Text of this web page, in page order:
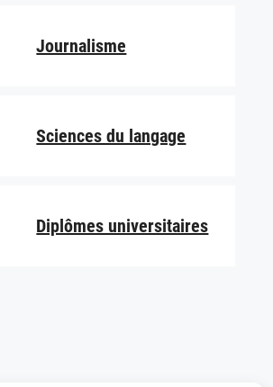
Journalisme
Sciences du langage
Diplômes universitaires